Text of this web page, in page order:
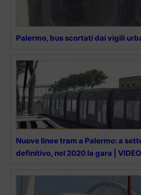
Palermo, bus scortati dai vigili
Nuove linee tram a Palermo: a
definitivo, nel 2020 la gara | VIDEO